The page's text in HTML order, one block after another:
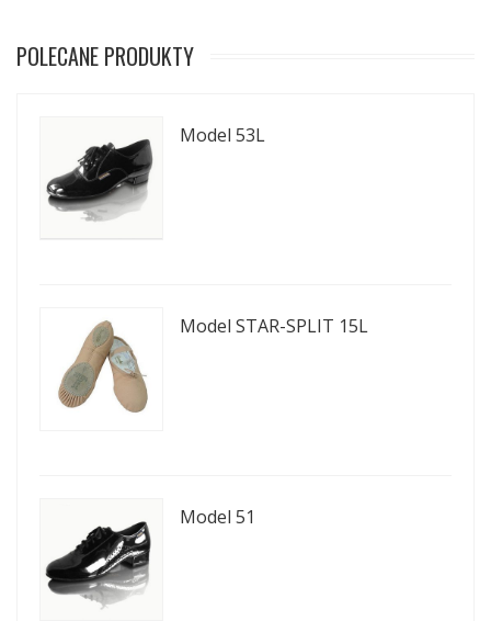
POLECANE PRODUKTY
Model 53L
Model STAR-SPLIT 15L
Model 51